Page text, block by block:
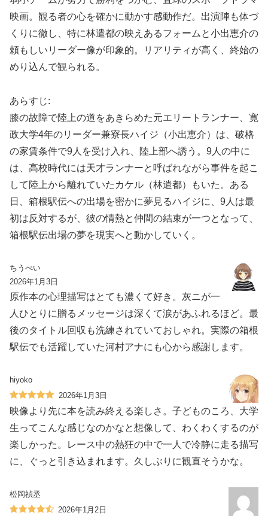
映画。観る者の心を確かに動かす感動作だ。出演陣も体づ
くりに徹し、特に林遣都の映えあるフォームと小出恵介の
頼もしいリーダー像が印象的。リアリティが高く、終始の
めり込んで観られる。
あらすじ:
膝の故障で陸上の道をあきらめた元エリートランナー、寛
政大学4年のリーダー兼寮長ハイジ（小出恵介）は、破格
の家賃条件で9人を受け入れ、陸上部へ誘う。9人の中に
は、高校時代には天才ランナーと呼ばれながら事件を起こ
して陸上から離れていたカケル（林遣都）もいた。ある
日、箱根駅伝への出場を密かに夢見るハイジに、9人は最
初は反対するが、彼の情熱と仲間の結束が一つとなって、
箱根駅伝出場の夢を現実へと動かしていく。
ちうべい
2026年1月3日
原作本の心理描写はとても濃くて好き。灰ニが一
人ひとりに贈るメッセージは深くて涙があふれるほど。最
後のタイトル回収も洗練されていておしゃれ。実際の箱根
駅伝でも活躍していた河村アナにも心から感謝します。
hiyoko
2026年1月3日
映像より先に本を読み終える楽しさ。子どものころ、大学
生ってこんな感じなのかなと想像して、わくわくするのが
楽しかった。レース中の熱狂の中で一人で冷静に走る描写
に、ぐっと引き込まれます。久しぶりに観直そうかな。
松岡禎丞
2026年1月2日